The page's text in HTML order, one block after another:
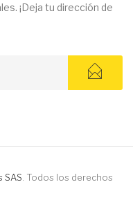
¡Deja tu dirección de
SAS . Todos los derechos